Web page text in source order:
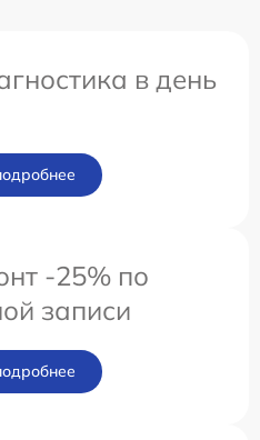
в день
-25% по
записи